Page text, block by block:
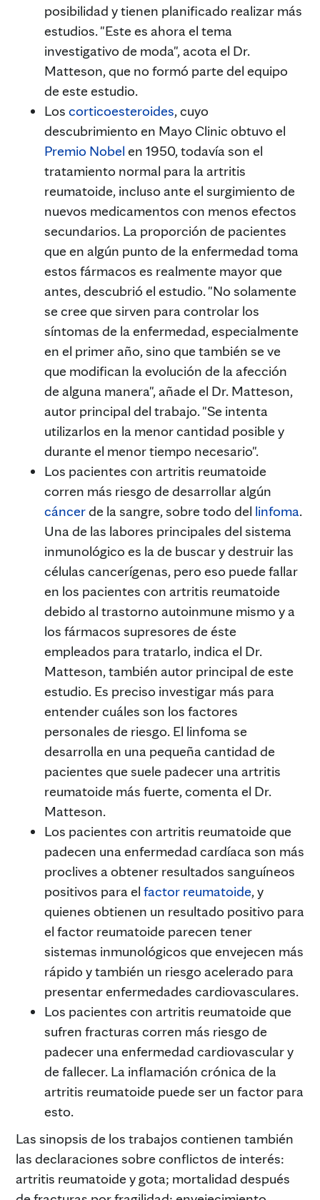
posibilidad y tienen planificado realizar más
estudios. "Este es ahora el tema
investigativo de moda", acota el Dr.
Matteson, que no formó parte del equipo
de este estudio.
Los corticoesteroides, cuyo
descubrimiento en Mayo Clinic obtuvo el
Premio Nobel en 1950, todavía son el
tratamiento normal para la artritis
reumatoide, incluso ante el surgimiento de
nuevos medicamentos con menos efectos
secundarios. La proporción de pacientes
que en algún punto de la enfermedad toma
estos fármacos es realmente mayor que
antes, descubrió el estudio. "No solamente
se cree que sirven para controlar los
síntomas de la enfermedad, especialmente
en el primer año, sino que también se ve
que modifican la evolución de la afección
de alguna manera", añade el Dr. Matteson,
autor principal del trabajo. "Se intenta
utilizarlos en la menor cantidad posible y
durante el menor tiempo necesario".
Los pacientes con artritis reumatoide
corren más riesgo de desarrollar algún
cáncerde la sangre, sobre todo del linfoma.
Una de las labores principales del sistema
inmunológico es la de buscar y destruir las
células cancerígenas, pero eso puede fallar
en los pacientes con artritis reumatoide
debido al trastorno autoinmune mismo y a
los fármacos supresores de éste
empleados para tratarlo, indica el Dr.
Matteson, también autor principal de este
estudio. Es preciso investigar más para
entender cuáles son los factores
personales de riesgo. El linfoma se
desarrolla en una pequeña cantidad de
pacientes que suele padecer una artritis
reumatoide más fuerte, comenta el Dr.
Matteson.
Los pacientes con artritis reumatoide que
padecen una enfermedad cardíaca son más
proclives a obtener resultados sanguíneos
positivos para el factor reumatoide, y
quienes obtienen un resultado positivo para
el factor reumatoide parecen tener
sistemas inmunológicos que envejecen más
rápido y también un riesgo acelerado para
presentar enfermedades cardiovasculares.
Los pacientes con artritis reumatoide que
sufren fracturas corren más riesgo de
padecer una enfermedad cardiovascular y
de fallecer. La inflamación crónica de la
artritis reumatoide puede ser un factor para
esto.
Las sinopsis de los trabajos contienen también
las declaraciones sobre conflictos de interés:
artritis reumatoide y gota; mortalidad después